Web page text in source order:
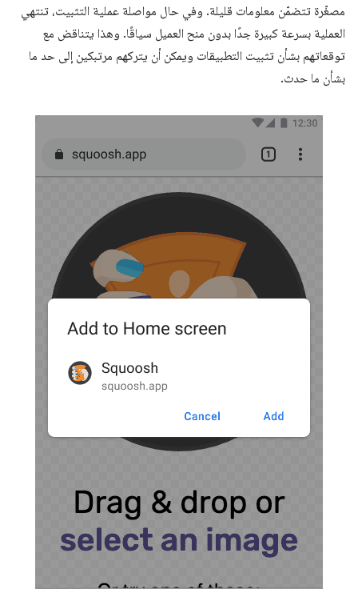
مصغّرة تتضمّن معلومات قليلة. وفي حال مواصلة عملية التثبيت، تنتهي
العملية بسرعة كبيرة جدًا بدون منح العميل سياقًا. وهذا يتناقض مع
توقعاتهم بشأن تثبيت التطبيقات ويمكن أن يتركهم مرتبكين إلى حد ما
بشأن ما حدث.